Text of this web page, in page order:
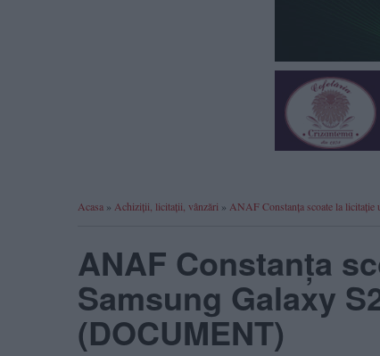
Acasa » Achiziții, licitații, vânzări » ANAF Constanța scoate la
ANAF Constanța
Samsung Galaxy
(DOCUMENT)